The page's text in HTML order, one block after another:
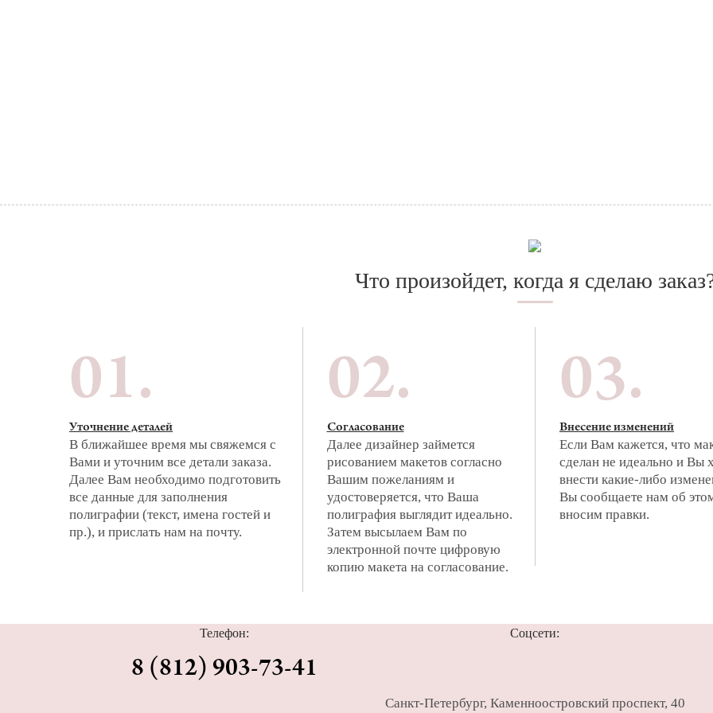
Что произойдет, когда я сделаю
01.
Уточнение деталей
В ближайшее время мы свяжемся с
Вами и уточним все детали заказа.
Далее Вам необходимо подготовить
все данные для заполнения
полиграфии (текст, имена гостей и
пр.), и прислать нам на почту.
02.
Согласование
Далее дизайнер займется
рисованием макетов согласно
Вашим пожеланиям и
удостоверяется, что Ваша
полиграфия выглядит идеально.
Затем высылаем Вам по
электронной почте цифровую
копию макета на согласование.
03.
Внесение изменений
Если Вам кажется, что
сделан не идеально и Вы
внести какие-либо
Вы сообщаете нам об
вносим правки.
Телефон:
8 (812) 903-73-41
Соцсети:
Санкт-Петербург, Каменноостровский проспект, 40